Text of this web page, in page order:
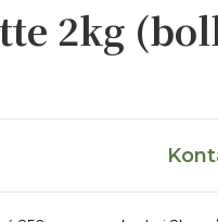
Om
I
Bakom
2kg